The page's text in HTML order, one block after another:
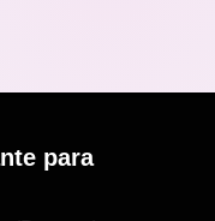
para